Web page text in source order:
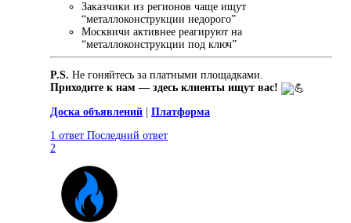
Заказчики из регионов чаще ищут
“металлоконструкции недорого”
Москвичи активнее реагируют на
“металлоконструкции под ключ”
P.S. Не гоняйтесь за платными площадками.
Приходите к нам — здесь клиенты ищут вас!
Доска объявлений
Платформа
1 ответ Последний ответ
2